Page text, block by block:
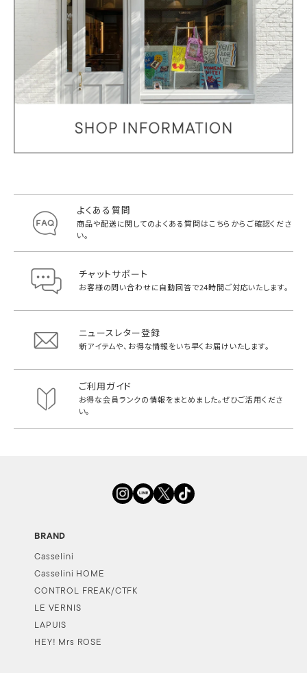
よくある質問
商品や配送に関してのよくある質問はこちらからご確認くださ
い。
チャットサポート
お客様の問い合わせに自動回答で24時間ご対応いたします。
ニュースレター登録
新アイテムや、お得な情報をいち早く お届けいたします。
ご利用ガイド
お得な会員ランクの情報をまとめました。ぜひご活用くださ
い。
BRAND
Casselini
Casselini HOME
CONTROL FREAK/CTFK
LE VERNIS
LAPUIS
HEY! Mrs ROSE